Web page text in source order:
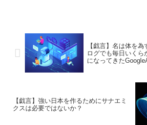
【戯言】名は体を
ログでも毎日いくら
になってきた
【戯言】強い日本を作るためにサナエミ
クスは必要ではないか？